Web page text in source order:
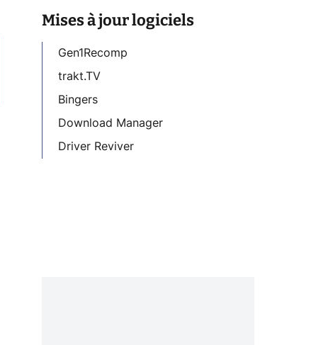
Mises à jour logiciels
Gen1Recomp
trakt.TV
Bingers
Download Manager
Driver Reviver